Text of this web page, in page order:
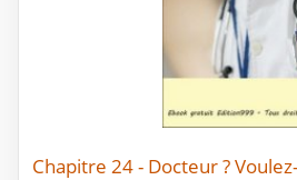
Chapitre 24 - Docteur ?